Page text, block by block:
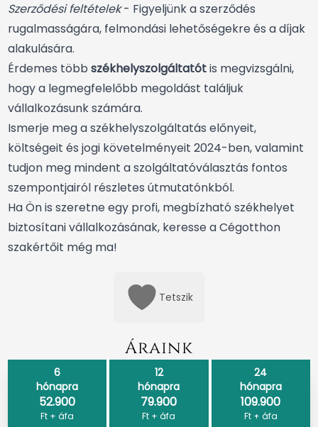
Szerződési feltételek- Figyeljünk a szerződés
rugalmasságára, felmondási lehetőségekre és a díjak
alakulására.
Érdemes több székhelyszolgáltatótis megvizsgálni,
hogy a legmegfelelőbb megoldást találjuk
vállalkozásunk számára.
Ismerje meg aszékhelyszolgáltatás előnyeit,
költségeit és jogi követelményeit 2024-ben, valamint
tudjon meg mindent a szolgáltatóválasztás fontos
szempontjairól részletes útmutatónkból.
Ha Ön is szeretne egy profi, megbízható székhelyet
biztosítani vállalkozásának, keresse a Cégotthon
szakértőit még ma!
Tetszik
Áraink
6
hónapra
52.900
Ft + áfa
12
hónapra
79.900
Ft + áfa
24
hónapra
109.900
Ft + áfa